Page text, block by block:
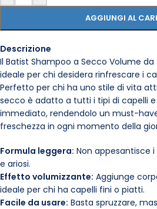
AGGIUNGI AL
Descrizione
Il Batist Shampoo a Secco Volume
ideale per chi desidera rinfrescare i
Perfetto per chi ha uno stile di vita
secco è adatto a tutti i tipi di capelli
immediato, rendendolo un must-
freschezza in ogni momento della
Formula leggera: Non appesantisce
e ariosi.
Effetto volumizzante: Aggiunge
ideale per chi ha capelli fini o piatti.
Facile da usare: Basta spruzzare,